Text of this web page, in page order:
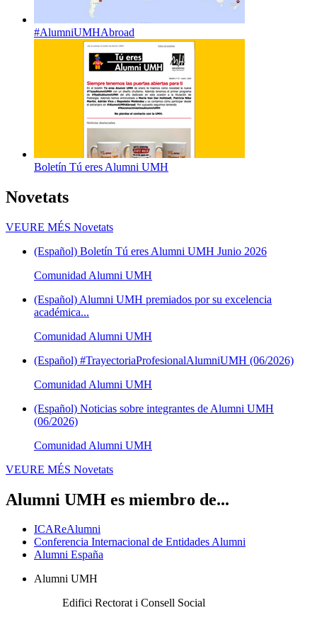
#AlumniUMHAbroad
Boletín Tú eres Alumni UMH
Novetats
VEURE MÉS Novetats
(Español) Boletín Tú eres Alumni UMH Junio 2026
Comunidad Alumni UMH
(Español) Alumni UMH premiados por su excelencia
académica...
Comunidad Alumni UMH
(Español) #TrayectoriaProfesionalAlumniUMH (06/2026)
Comunidad Alumni UMH
(Español) Noticias sobre integrantes de Alumni UMH
(06/2026)
Comunidad Alumni UMH
VEURE MÉS Novetats
Alumni UMH es miembro de...
ICAReAlumni
Conferencia Internacional de Entidades Alumni
Alumni España
Alumni UMH
Edifici Rectorat i Consell Social